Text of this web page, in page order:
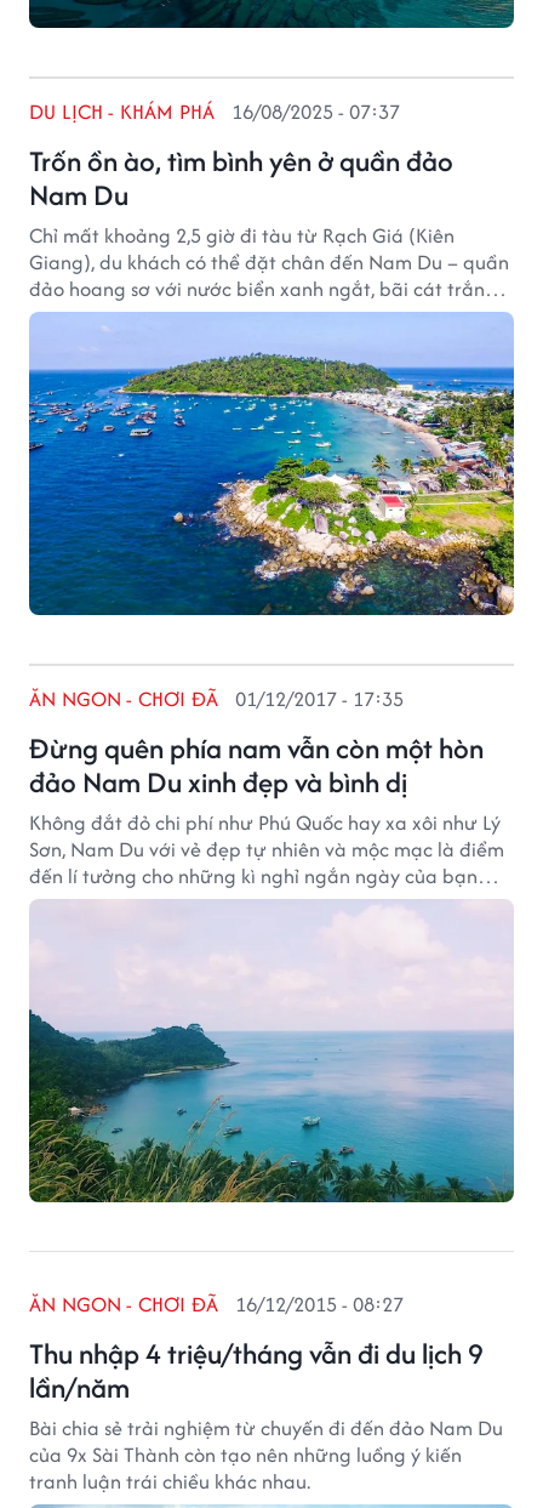
Trốn ồn ào, tìm bình yên ở quần đảo
Nam Du
DU LỊCH - KHÁM PHÁ 16/08/2025 - 07:37
Chỉ mất khoảng 2,5 giờ đi tàu từ Rạch Giá (Kiên
Giang), du khách có thể đặt chân đến Nam Du – quần
đảo hoang sơ với nước biển xanh ngắt, bãi cát trắng
mịn và cuộc sống bình dị của ngư dân.
Đừng quên phía nam vẫn còn một hòn
đảo Nam Du xinh đẹp và bình dị
ĂN NGON - CHƠI ĐÃ 01/12/2017 - 17:35
Không đắt đỏ chi phí như Phú Quốc hay xa xôi như Lý
Sơn, Nam Du với vẻ đẹp tự nhiên và mộc mạc là điểm
đến lí tưởng cho những kì nghỉ ngắn ngày của bạn
đấy.
Thu nhập 4 triệu/tháng vẫn đi du lịch 9
lần/năm
ĂN NGON - CHƠI ĐÃ 16/12/2015 - 08:27
Bài chia sẻ trải nghiệm từ chuyến đi đến đảo Nam Du
của 9x Sài Thành còn tạo nên những luồng ý kiến
tranh luận trái chiều khác nhau.